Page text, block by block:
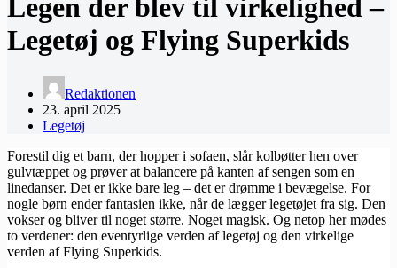
Legen der blev til virkelighed –
Legetøj og Flying Superkids
Redaktionen
23. april 2025
Legetøj
Forestil dig et barn, der hopper i sofaen, slår kolbøtter hen over
gulvtæppet og prøver at balancere på kanten af sengen som en
linedanser. Det er ikke bare leg – det er drømme i bevægelse. For
nogle børn ender fantasien ikke, når de lægger legetøjet fra sig. Den
vokser og bliver til noget større. Noget magisk. Og netop her mødes
to verdener: den eventyrlige verden af legetøj og den virkelige
verden af Flying Superkids.